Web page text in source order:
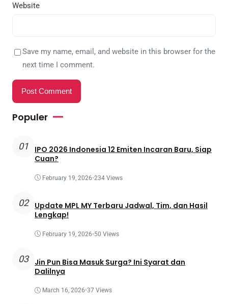
Website
Save my name, email, and website in this browser for the
next time I comment.
Populer
01
IPO 2026 Indonesia 12 Emiten Incaran Baru, Siap
Cuan?
February 19, 2026•234 Views
02
Update MPL MY Terbaru Jadwal, Tim, dan Hasil
Lengkap!
February 19, 2026•50 Views
03
Jin Pun Bisa Masuk Surga? Ini Syarat dan
Dalilnya
March 16, 2026•37 Views